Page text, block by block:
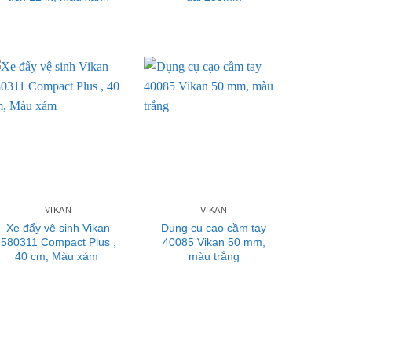
VIKAN
Xe đẩy vệ sinh Vikan
580311 Compact Plus ,
40 cm, Màu xám
VIKAN
Dụng cụ cạo cầm tay
40085 Vikan 50 mm,
màu trắng